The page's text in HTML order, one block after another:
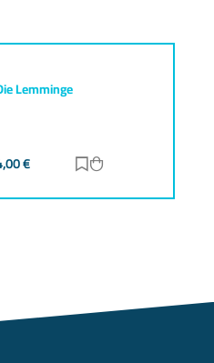
Lemminge
€ Zur Merkliste